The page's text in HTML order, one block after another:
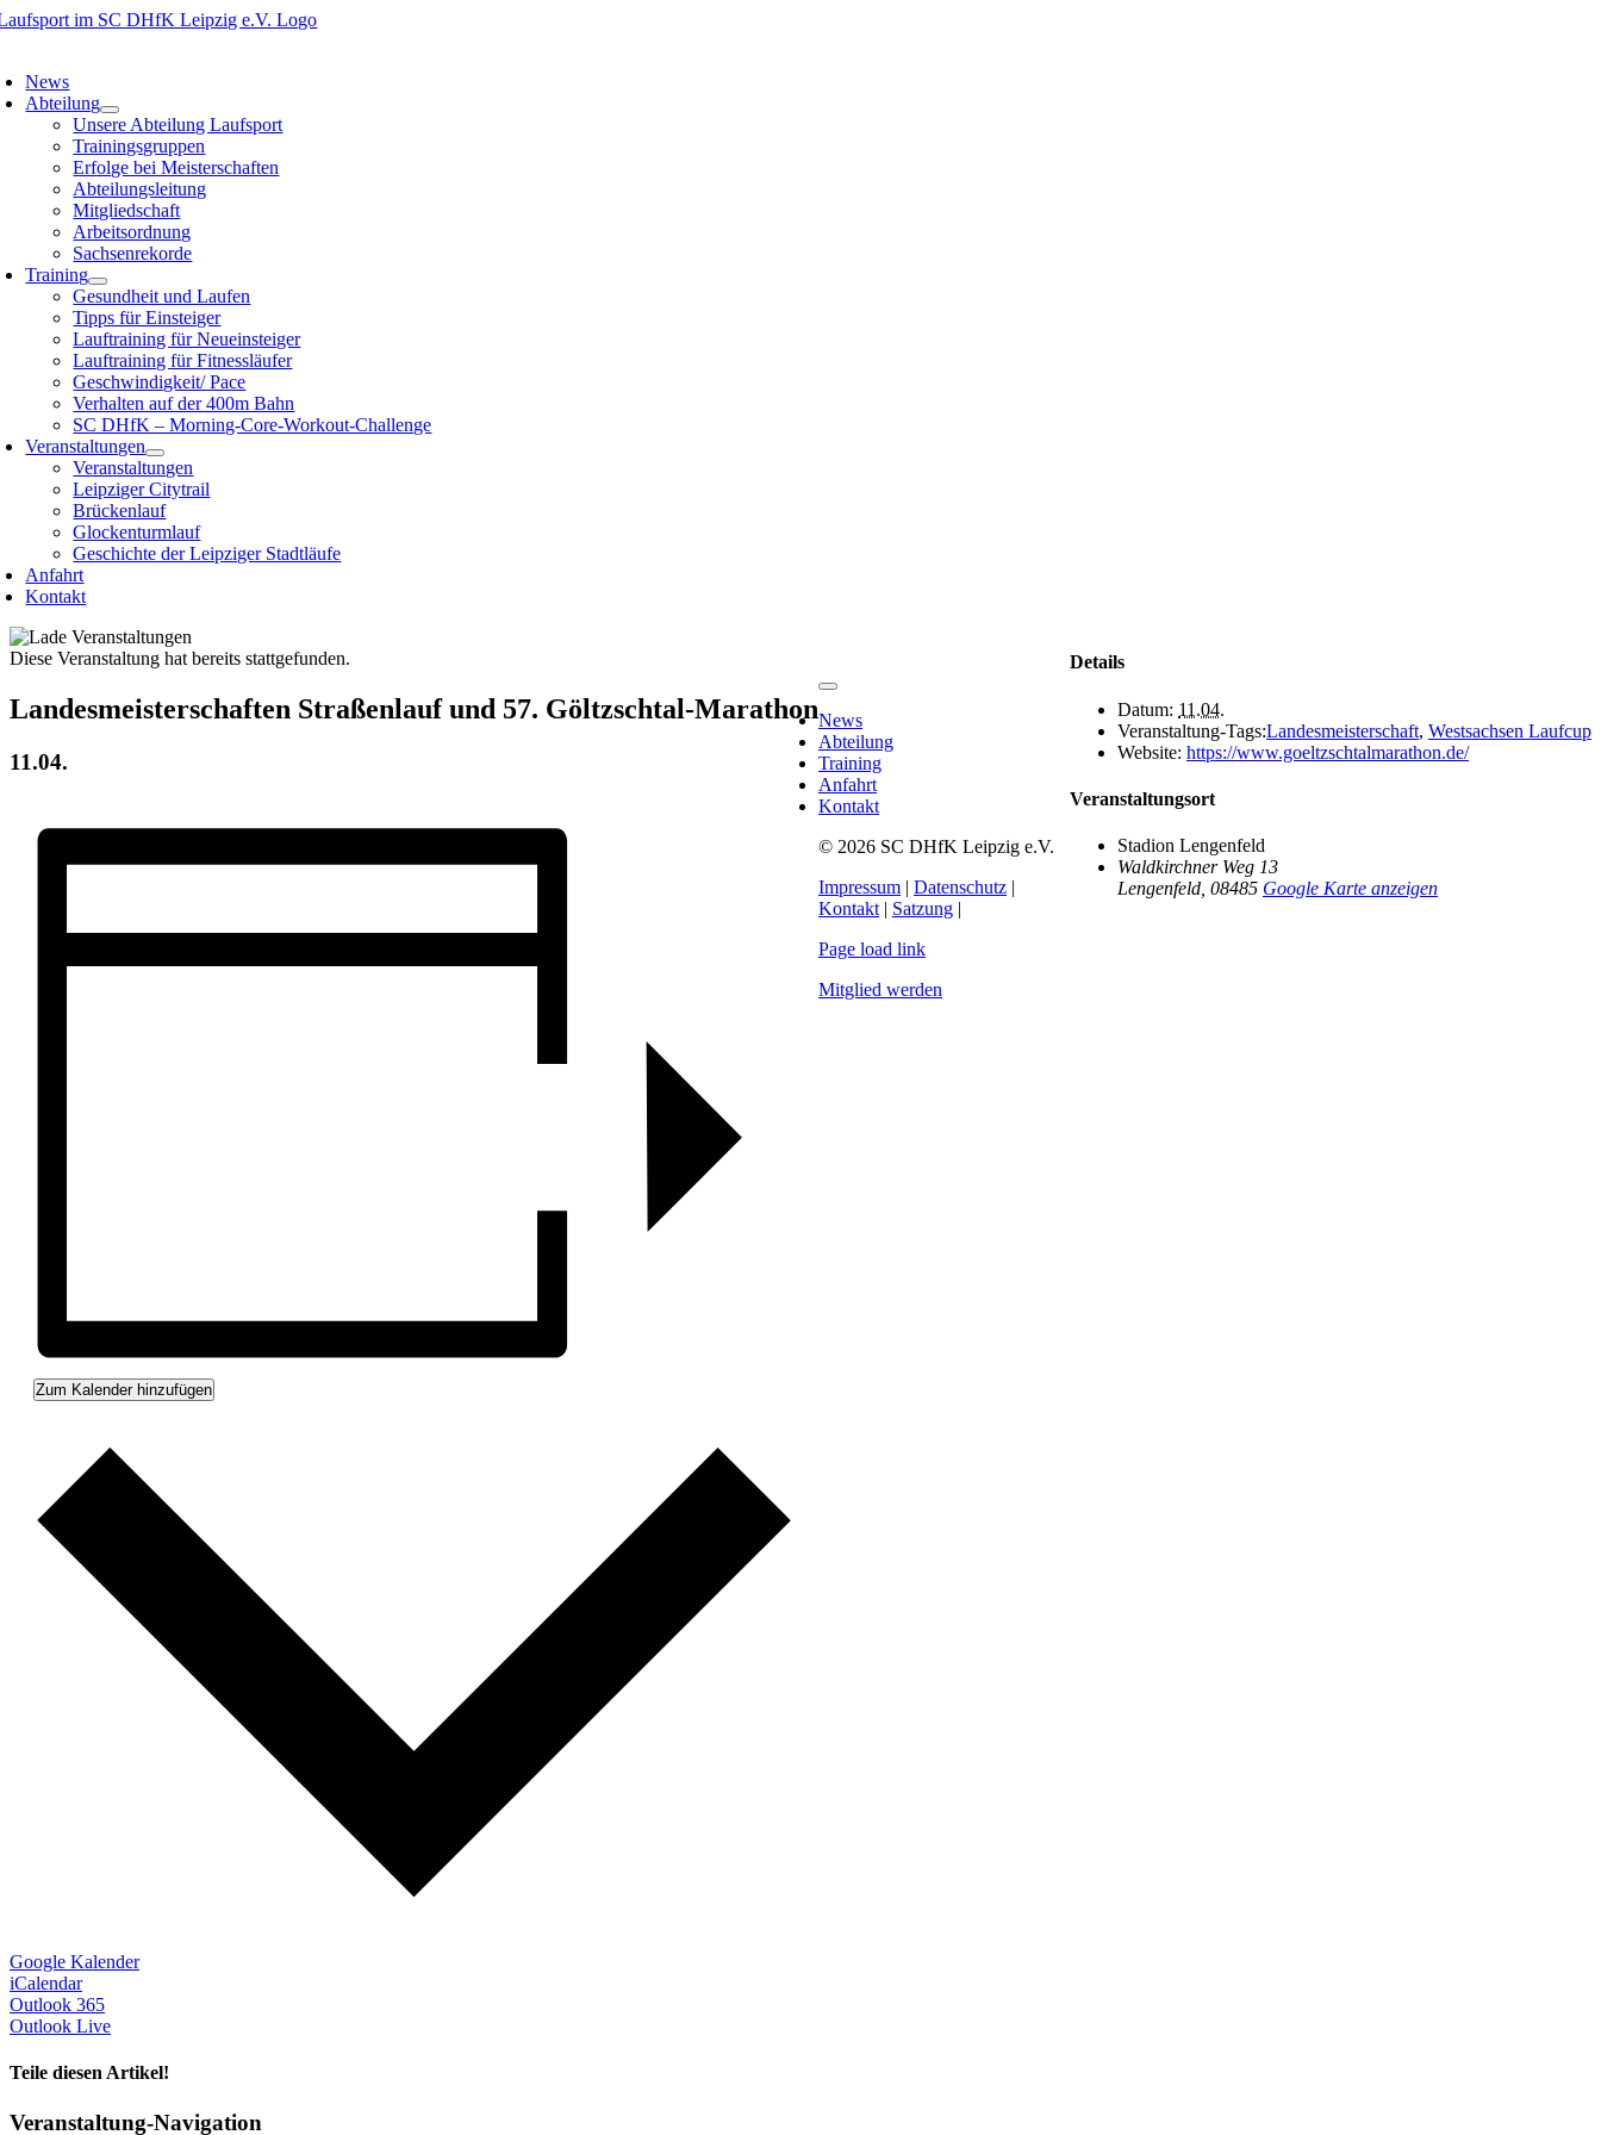
Zum
News
Abteilung
Unsere Abteilung Laufsport
Trainingsgruppen
Erfolge bei Meisterschaften
Abteilungsleitung
Mitgliedschaft
Arbeitsordnung
Sachsenrekorde
Training
Gesundheit und Laufen
Tipps für Einsteiger
Lauftraining für Neueinsteiger
Lauftraining für Fitnessläufer
Geschwindigkeit/ Pace
Verhalten auf der 400m Bahn
SC DHfK – Morning-Core-Workout-Challenge
Veranstaltungen
Veranstaltungen
Leipziger Citytrail
Brückenlauf
Glockenturmlauf
Geschichte der Leipziger Stadtläufe
Anfahrt
Kontakt
Diese Veranstaltung hat bereits stattgefunden.
Landesmeisterschaften Straßenlauf und 57. Göltzschtal-Marathon
11.04.
Zum Kalender hinzufügen
Google Kalender
iCalendar
Outlook 365
Outlook Live
Teile diesen Artikel!
Facebook
X
WhatsApp
Telegram
Veranstaltung-Navigation
Details
Datum: 11.04.
Veranstaltung-Tags:Landesmeisterschaft, Westsachsen Laufcup
Website: https://www.goeltzschtalmarathon.de/
Veranstaltungsort
Stadion Lengenfeld
Waldkirchner Weg 13
Lengenfeld 08485 Google Karte anzeigen
Toggle
Navigation
News
Abteilung
Training
Anfahrt
Kontakt
© 2026 SC DHfK Leipzig e.V.
Impressum | Datenschutz |
Kontakt | Satzung |
Page load link
Mitglied werden